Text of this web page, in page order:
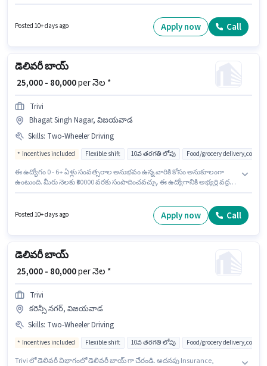
ఉన్న అభ్యర్థులు దరఖాస్తు చేయవచ్చు. అదనపు Insurance లు ఉద్యోగ స్థాయి
మరియు కంపెనీ పాలసీలపై ఆధారపడి ఇప్పించబడతాయి.
Posted 10+ days ago Apply now Call
డెలివరీ బాయ్
₹ 25,000 - 80,000per నెల *
Trivi
Bhagat Singh Nagar, విజయవాడ
Skills: Two-Wheeler Driving
Incentives included Flexible shift 10వ తరగతి లోపు Food/grocery
ఈ ఉద్యోగం 0 - 6+ ఏళ్లు సంవత్సరాల అనుభవం ఉన్న వారికి కోసం అనుకూలంగా
ఉంటుంది. మీరు నెలకు ₹80000 వరకు సంపాదించవచ్చు. ఈ ఉద్యోగానికి అభ్యర్థి వద్ద
ఉద్యోగ స్థాయి మరియు కంపెనీ పాలసీలపై ఆధారపడి ఇప్పించబడతాయి. ఈ ఖాళీ
Bhagat Singh Nagar, విజయవాడ లో ఉంది. ఈ ఉద్యోగానికి Fixed + Incentives
Posted 10+ days ago Apply now Call
డెలివరీ బాయ్
₹ 25,000 - 80,000per నెల *
Trivi
కరెన్సీ నగర్, విజయవాడ
Skills: Two-Wheeler Driving
Incentives included Flexible shift 10వ తరగతి లోపు Food/grocery
Trivi లో డెలివరీ విభాగంలో డెలివరీ బాయ్ గా చేరండి. అదనపు Insurance,